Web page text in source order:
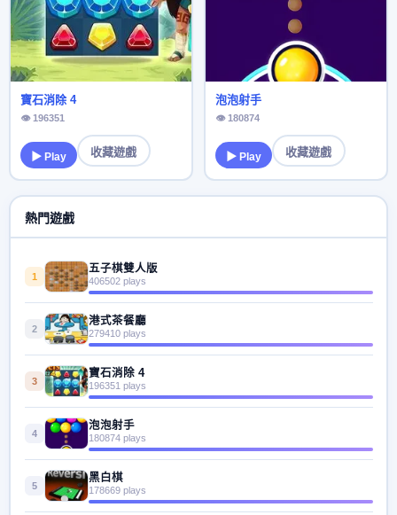
寶石消除 4
👁 196351
▶ Play 收藏遊戲
泡泡射手
👁 180874
▶ Play 收藏遊戲
熱門遊戲
1
五子棋雙人版
406502 plays
2
港式茶餐廳
279410 plays
3
寶石消除 4
196351 plays
4
泡泡射手
180874 plays
5
黑白棋
178669 plays